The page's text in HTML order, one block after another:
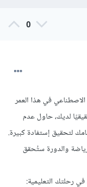
0
في هذا العمر
لديك، حاول عدم
لتحقيق إستفادة كبيرة.
والدورة ستُحقق
رحلتك التعليمية: